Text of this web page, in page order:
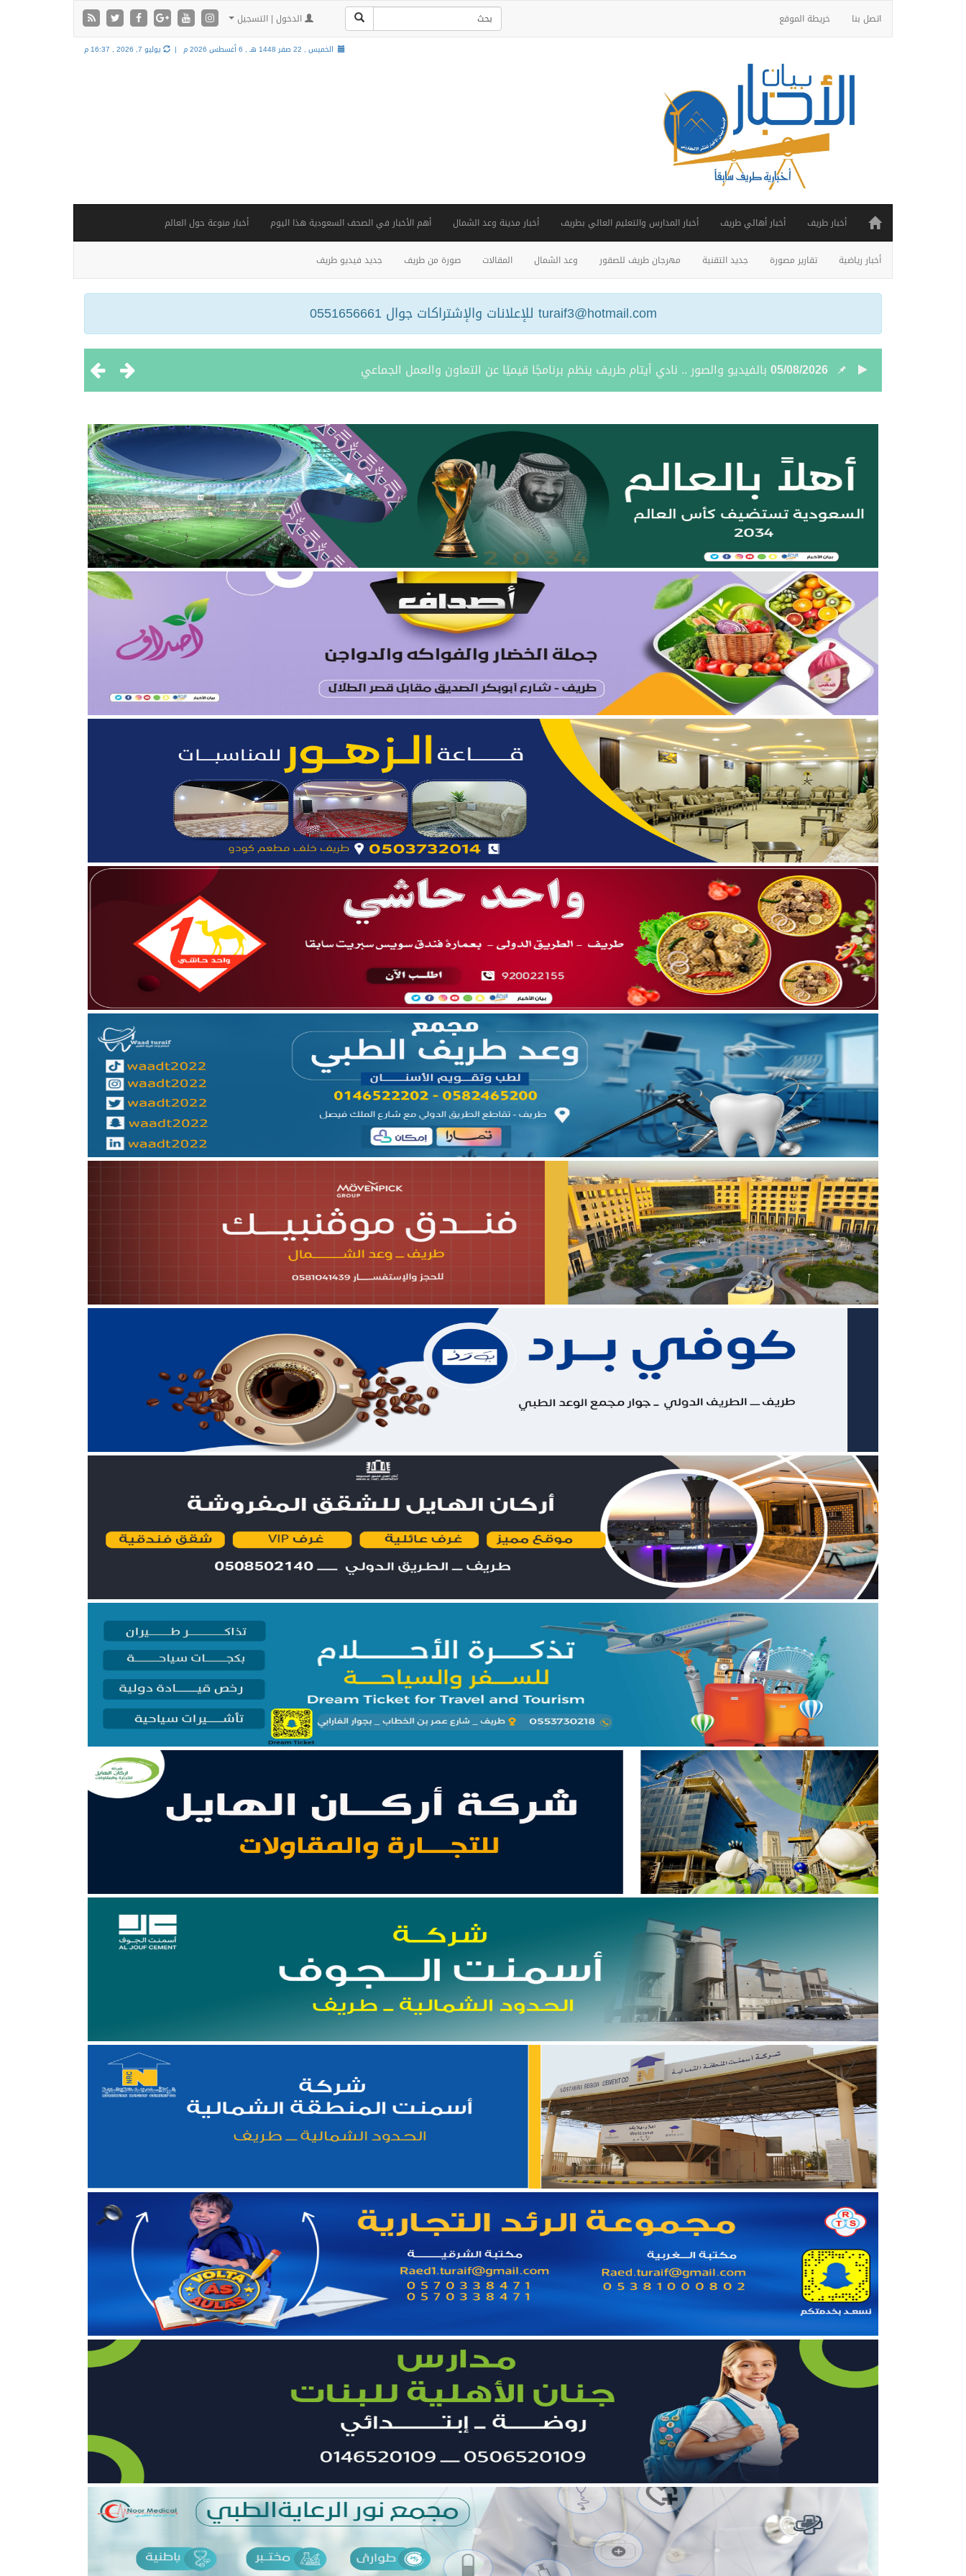
اتصل بنا خريطة الموقع الدخول | التسجيل
الخميس , 22 صفر 1448 هـ , 6 أغسطس 2026 م | يوليو 7, 2026 , 16:37 م
أخبار طريف أخبار أهالي طريف أخبار المدارس والتعليم العالي بطريف أخبار مدينة وعد الشمال أهم الأخبار في الصحف السعودية هذا اليوم أخبار منوعة حول العالم
أخبار رياضية تقارير مصورة جديد التقنية مهرجان طريف للصقور وعد الشمال المقالات صورة من طريف جديد فيديو طريف
turaif3@hotmail.com للإعلانات والإشتراكات جوال 0551656661
05/08/2026 نائب أمير الحدود الشمالية يستقبل مدير فرع وزارة الرياضة وأعضاء نادي المساعدية بمناسبة تحقيق بطولتين إقليميتين
04/08/2026
بالصور.. علي بن زيدان الشمري يحتفل بزواج ابنه “فواز”
بالصور.. محمد بن سعود رقاد الرويلي يحتفل بزواج ابنه “عمر”
04/08/2026تعيين الأستاذ ياسر بن حامد بن مدوح الحازمي عضوًا في مجلس منطقة الحدود الشمالية
04/08/2026
أمر سامٍ بتعيين حميد بن مران الرويلي عضوًا في مجلس منطقة الحدود الشمالية
04/08/2026نائب أمير الحدود الشمالية يطّلع على تقرير فرع صندوق تنمية الموارد البشرية بالمنطقة لعام 2025
04/08/2026برعاية أمير الحدود الشمالية.. نائب أمير المنطقة يدشّن فعاليات “صيفنا شمالي 2026”
03/08/2026جمعية مجيد لتحفيظ القرآن بطريف تعلن إحصائية الأسبوع الرابع من الدورة الصيفية “ربيع القلوب”
05/08/2026بالفيديو والصور .. نادي أيتام طريف ينظم برنامجًا قيميًا عن التعاون والعمل الجماعي